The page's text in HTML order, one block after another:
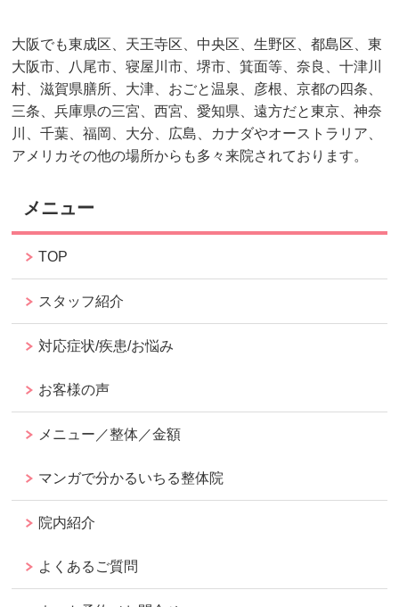
大阪でも東成区、天王寺区、中央区、生野区、都島区、東
大阪市、八尾市、寝屋川市、堺市、箕面等、奈良、十津川
村、滋賀県膳所、大津、おごと温泉、彦根、京都の四条、
三条、兵庫県の三宮、西宮、愛知県、遠方だと東京、神奈
川、千葉、福岡、大分、広島、カナダやオーストラリア、
アメリカその他の場所からも多々来院されております。
メニュー
TOP
スタッフ紹介
対応症状/疾患/お悩み
お客様の声
メニュー／整体／金額
マンガで分かるいちる整体院
院内紹介
よくあるご質問